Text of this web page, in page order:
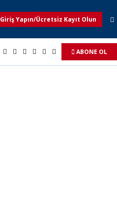
Giriş Yapın/Ücretsiz Kayıt Olun
ABONE OL